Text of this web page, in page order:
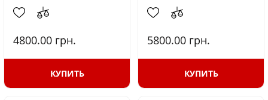
4800.00 грн.
КУПИТЬ
5800.00 грн.
КУПИТЬ